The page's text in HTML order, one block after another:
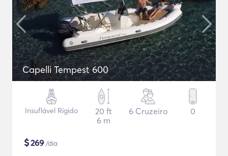
Capelli Tempest 600
Insuflável Rígido
20 ft
6 m
6 Cruzeiro 0
$269 /dia